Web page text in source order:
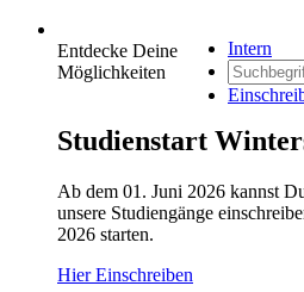
Intern
Entdecke Deine
Möglichkeiten
Studienstart
Ab dem 01. Juni 2026 kannst
unsere Studiengänge
2026 starten.
Hier Einschreiben